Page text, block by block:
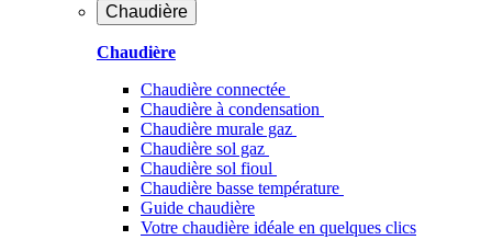
Chaudière
Chaudière
Chaudière connectée
Chaudière à condensation
Chaudière murale gaz
Chaudière sol gaz
Chaudière sol fioul
Chaudière basse température
Guide chaudière
Votre chaudière idéale en quelques clics